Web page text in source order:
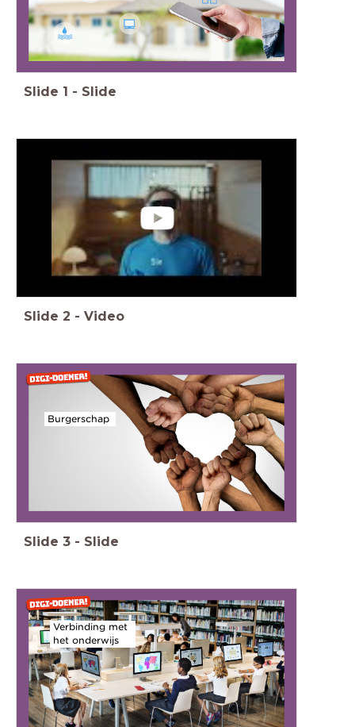
Slide 1 - Slide
Slide 2 - Video
Burgerschap
Slide 3 - Slide
Verbinding met
het onderwijs